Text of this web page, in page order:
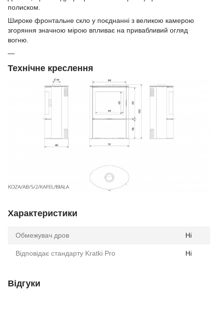
полиском.
Широке фронтальне скло у поєднанні з великою камерою
згоряння значною мірою впливає на привабливий огляд
вогню.
Технічне креслення
Характеристики
Обмежувач дров Ні
Відповідає стандарту Kratki Pro Ні
Відгуки